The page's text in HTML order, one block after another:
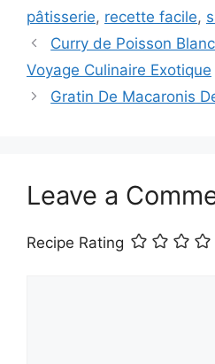
pâtisserie, recette facile,
Curry de Poisson
Voyage Culinaire Exotique
Gratin De Macaronis
Leave a
Recipe Rating